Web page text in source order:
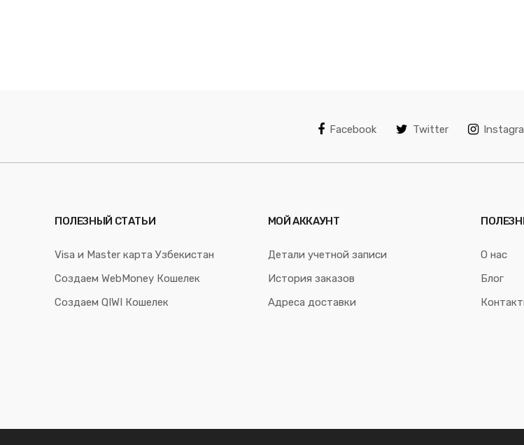
Facebook Twitter
ПОЛЕЗНЫЙ СТАТЬИ
Visa и Master карта Узбекистан
Создаем WebMoney Кошелек
Создаем QIWI Кошелек
МОЙ АККАУНТ
Детали учетной записи
История заказов
Адреса доставки
О нас
Блог